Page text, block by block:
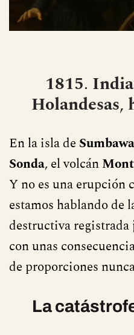
1815.
Holandesas,
En la isla de Sumbawa
Sonda, el volcán
Y no es una erupción
estamos hablando de
destructiva
con unas
de proporciones
La